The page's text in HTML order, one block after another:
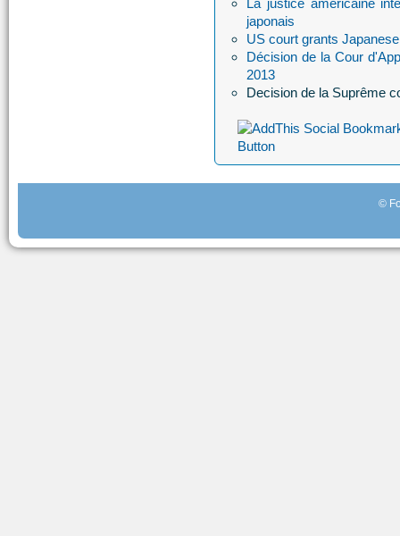
La justice américaine
japonais
US court grants
Décision de la Cour
2013
Decision de la Suprême
©